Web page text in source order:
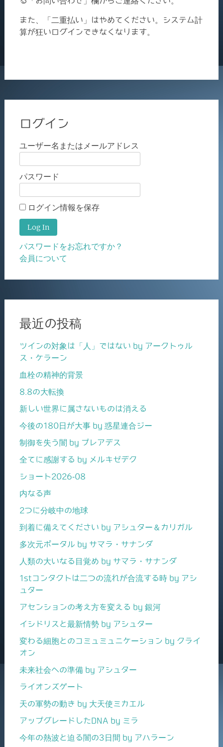
また、「二重払い」はやめてください。システム計
算が狂いログインできなくなります。
ログイン
ユーザー名またはメールアドレス
パスワード
ログイン情報を保存
パスワードをお忘れですか？
会員について
最近の投稿
ツインの対象は「人」ではない by アークトゥル
ス・ケラーン
血栓の精神的背景
8.8の大転換
新しい世界に属さないものは消える
今後の180日が大事 by 惑星連合ジー
制御を失う闇 by プレアデス
全てに感謝する by メルキゼデク
ショート2026-08
内なる声
2つに分岐中の地球
到着に備えてください by アシュター＆カリガル
多次元ポータル by サマラ・サナンダ
人類の大いなる目覚め by サマラ・サナンダ
1stコンタクトは二つの流れが合流する時 by アシ
ュター
アセンションの考え方を変える by 銀河
イシドリスと最新情勢 by アシュター
変わる細胞とのコミュミュニケーション by クライ
オン
未来社会への準備 by アシュター
ライオンズゲート
天の軍勢の動き by 大天使ミカエル
アップグレードしたDNA by ミラ
今年の熱波と迫る闇の3日間 by アハラーン